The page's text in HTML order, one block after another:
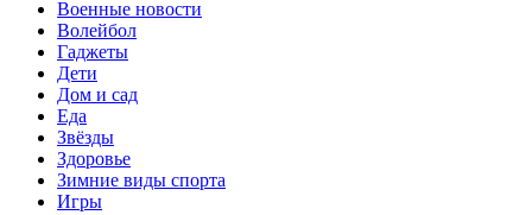
Военные новости
Волейбол
Гаджеты
Дети
Дом и сад
Еда
Звёзды
Здоровье
Зимние виды спорта
Игры